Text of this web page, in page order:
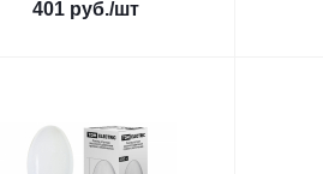
401 руб./шт